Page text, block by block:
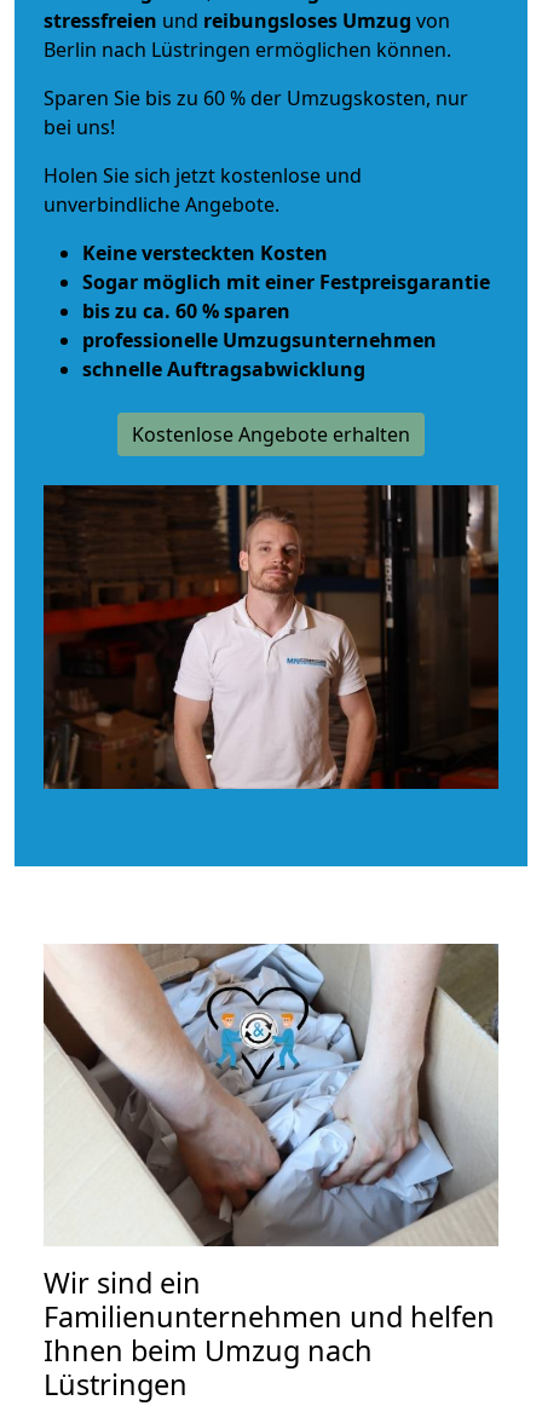
stressfreien und reibungsloses Umzug von
Berlin nach Lüstringen ermöglichen können.
Sparen Sie bis zu 60 % der Umzugskosten, nur
bei uns!
Holen Sie sich jetzt kostenlose und
unverbindliche Angebote.
Keine versteckten Kosten
Sogar möglich mit einer Festpreisgarantie
bis zu ca. 60 % sparen
professionelle Umzugsunternehmen
schnelle Auftragsabwicklung
Kostenlose Angebote erhalten
Wir sind ein
Familienunternehmen und helfen
Ihnen beim Umzug nach
Lüstringen